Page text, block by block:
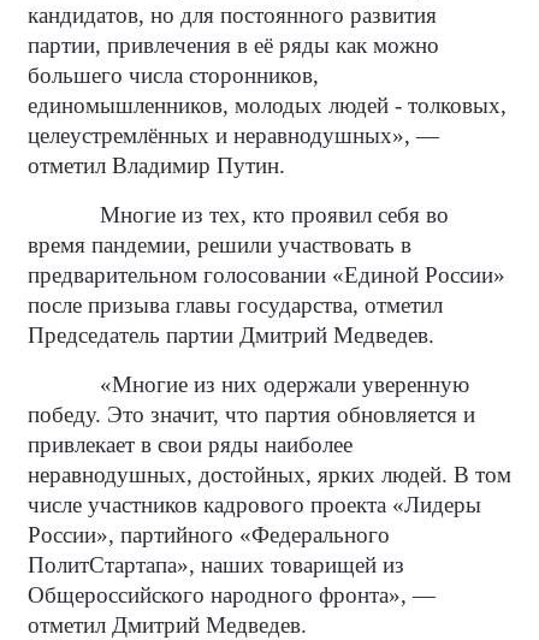
кандидатов, но для постоянного развития
партии, привлечения в её ряды как можно
большего числа сторонников,
единомышленников, молодых людей - толковых,
целеустремлённых и неравнодушных», —
отметил Владимир Путин.
Многие из тех, кто проявил себя во
время пандемии, решили участвовать в
предварительном голосовании «Единой России»
после призыва главы государства, отметил
Председатель партии Дмитрий Медведев.
«Многие из них одержали уверенную
победу. Это значит, что партия обновляется и
привлекает в свои ряды наиболее
неравнодушных, достойных, ярких людей. В том
числе участников кадрового проекта «Лидеры
России», партийного «Федерального
ПолитСтартапа», наших товарищей из
Общероссийского народного фронта», —
отметил Дмитрий Медведев.